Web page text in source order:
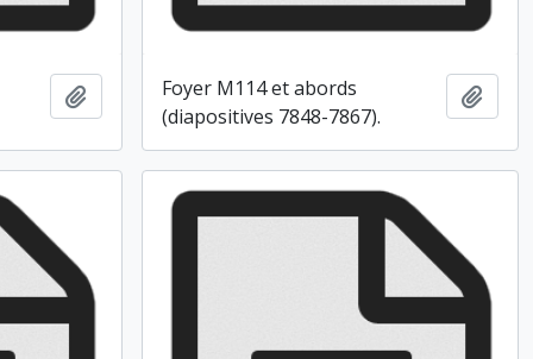
Ajouter au presse-papier
Foyer M114 et abords
(diapositives 7848-7867).